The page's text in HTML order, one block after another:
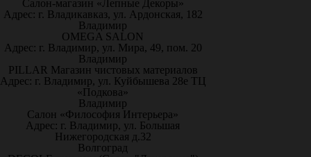
Салон-магазин «Лепные Декоры»
Адрес: г. Владикавказ, ул. Ардонская, 182
Владимир
OMEGA SALON
Адрес: г. Владимир, ул. Мира, 49, пом. 20
Владимир
PILLAR Магазин чистовых материалов
Адрес: г. Владимир, ул. Куйбышева 28е ТЦ
«Подкова»
Владимир
Салон «Философия Интерьера»
Адрес: г. Владимир, ул. Большая
Нижегородская д.32
Волгоград